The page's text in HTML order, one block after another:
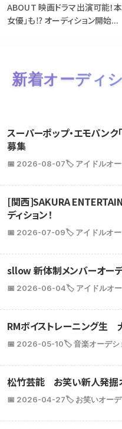
ABOUT 映画ドラマ出演可能！
女優」も⁉ オーディション開始...
新着オーディ
スーパーポップ・エモパンク
募集
📅 2026-08-07🏷️ アイドルオ
[関西]SAKURA
ディション！
📅 2026-07-09🏷️ アイドルオ
sllow 新体制メンバーオーデ
📅 2026-06-04🏷️ アイドルオ
RMボイストレーニング生
📅 2026-05-10🏷️ 音楽オーデシ
松竹芸能 お笑い新人発掘
📅 2026-04-27🏷️ お笑いオー